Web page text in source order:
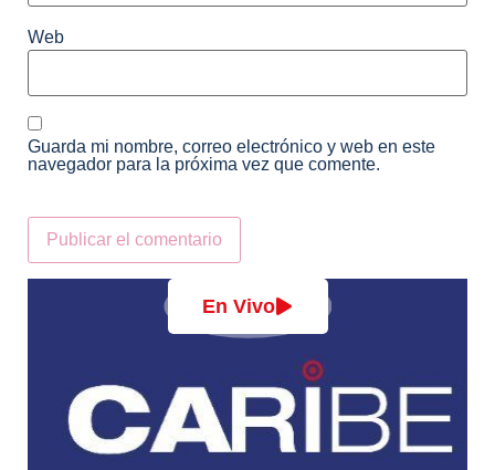
Web
Guarda mi nombre, correo electrónico y web en este
navegador para la próxima vez que comente.
En Vivo